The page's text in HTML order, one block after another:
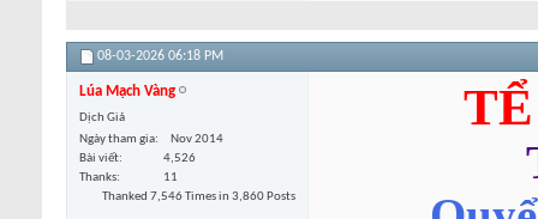
08-03-2026 06:18 PM
Lúa Mạch Vàng
Dịch Giả
Ngày tham gia
Nov 2014
Bài viết
4,526
Thanks
11
Thanked 7,546 Times in 3,860 Posts